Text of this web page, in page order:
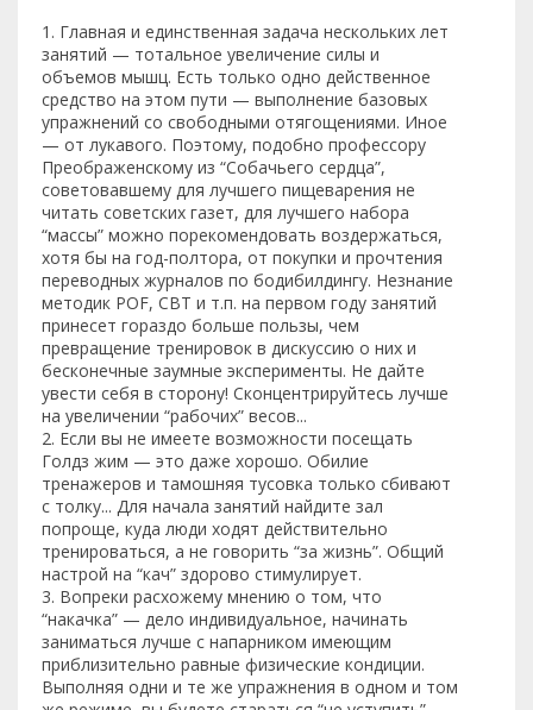
1. Главная и единственная задача нескольких лет
занятий — тотальное увеличение силы и
объемов мышц. Есть только одно действенное
средство на этом пути — выполнение базовых
упражнений со свободными отягощениями. Иное
— от лукавого. Поэтому, подобно профессору
Преображенскому из “Собачьего сердца”,
советовавшему для лучшего пищеварения не
читать советских газет, для лучшего набора
“массы” можно порекомендовать воздержаться,
хотя бы на год-полтора, от покупки и прочтения
переводных журналов по бодибилдингу. Незнание
методик POF, СВТ и т.п. на первом году занятий
принесет гораздо больше пользы, чем
превращение тренировок в дискуссию о них и
бесконечные заумные эксперименты. Не дайте
увести себя в сторону! Сконцентрируйтесь лучше
на увеличении “рабочих” весов...
2. Если вы не имеете возможности посещать
Голдз жим — это даже хорошо. Обилие
тренажеров и тамошняя тусовка только сбивают
с толку... Для начала занятий найдите зал
попроще, куда люди ходят действительно
тренироваться, а не говорить “за жизнь”. Общий
настрой на “кач” здорово стимулирует.
3. Вопреки расхожему мнению о том, что
“накачка” — дело индивидуальное, начинать
заниматься лучше с напарником имеющим
приблизительно равные физические кондиции.
Выполняя одни и те же упражнения в одном и том